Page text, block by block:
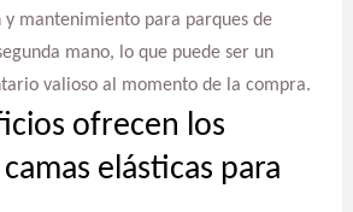
y mantenimiento para parques de
mano, lo que puede ser un
valioso al momento de la compra.
ofrecen los
elásticas para